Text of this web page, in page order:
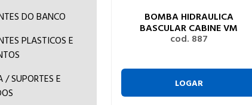
DO BANCO
PLASTICOS E
/ SUPORTES E
BOMBA HIDRAULICA
BASCULAR CABINE VM
cod. 887
LOGAR